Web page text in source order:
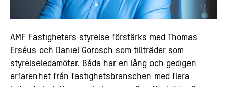
AMF Fastigheters styrelse förstärks med Thomas
Erséus och Daniel Gorosch som tillträder som
styrelseledamöter. Båda har en lång och gedigen
erfarenhet från fastighetsbranschen med flera